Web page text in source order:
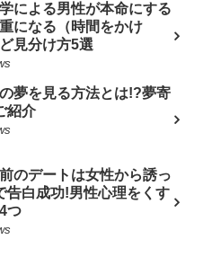
による男性が本命にする
になる（時間をかけ
見分け方5選
夢を見る方法とは!?夢寄
紹介
のデートは女性から誘っ
告白成功!男性心理をくす
つ